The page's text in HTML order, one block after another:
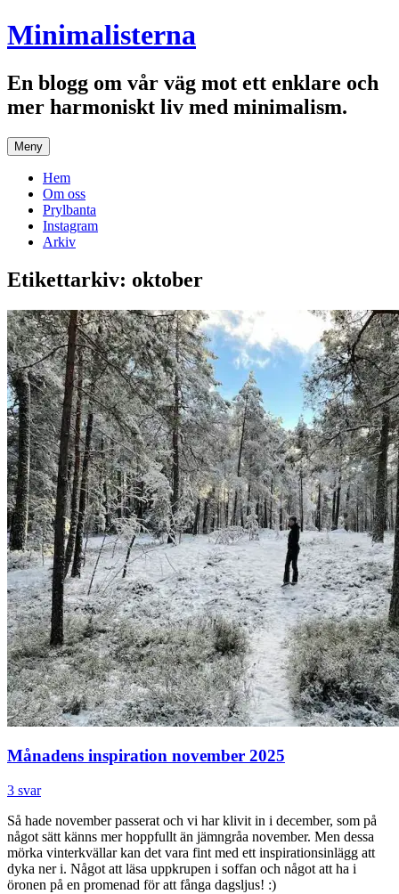
Hoppa
till
Minimalisterna
En blogg om vår väg mot ett enklare och
mer harmoniskt liv med minimalism.
Meny
Hem
Om oss
Prylbanta
Instagram
Arkiv
Etikettarkiv: oktober
Månadens inspiration november 2025
3 svar
Så hade november passerat och vi har klivit in i december, som på
något sätt känns mer hoppfullt än jämngråa november. Men dessa
mörka vinterkvällar kan det vara fint med ett inspirationsinlägg att
dyka ner i. Något att läsa uppkrupen i soffan och något att ha i
öronen på en promenad för att fånga dagsljus! :)